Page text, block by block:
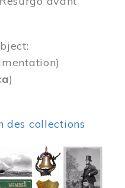
)
des collections